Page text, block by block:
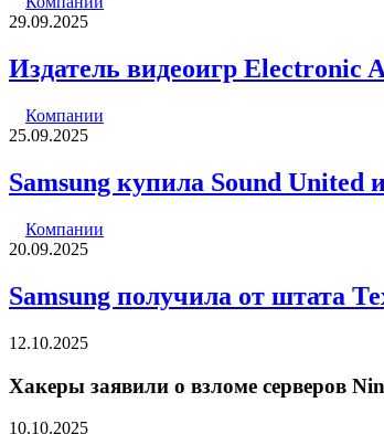
29.09.2025
Издатель видеоигр Electronic
Компании
25.09.2025
Samsung купила Sound United
Компании
20.09.2025
Samsung получила от штата
12.10.2025
Хакеры заявили о взломе серверов
10.10.2025